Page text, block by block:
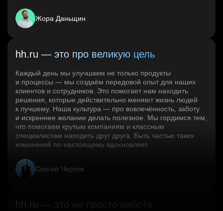
Жора Даньщин
hh.ru — это про великую цель
Каждый день мы улучшаем не только продукты
и процессы — мы создаём передовой опыт для наших
клиентов и сотрудников. Это помогает нам находить
решения, которые действительно меняют жизнь людей
к лучшему. Наша культура — про вовлечённость, заботу
и искреннее желание делать полезное. Мы гордимся тем,
что помогаем крутым компаниям и классным
специалистам находить друг друга. Быть частью таких
изменений по‑настоящему вдохновляет.
Сергей Чертов
hh.ru — это не просто работа